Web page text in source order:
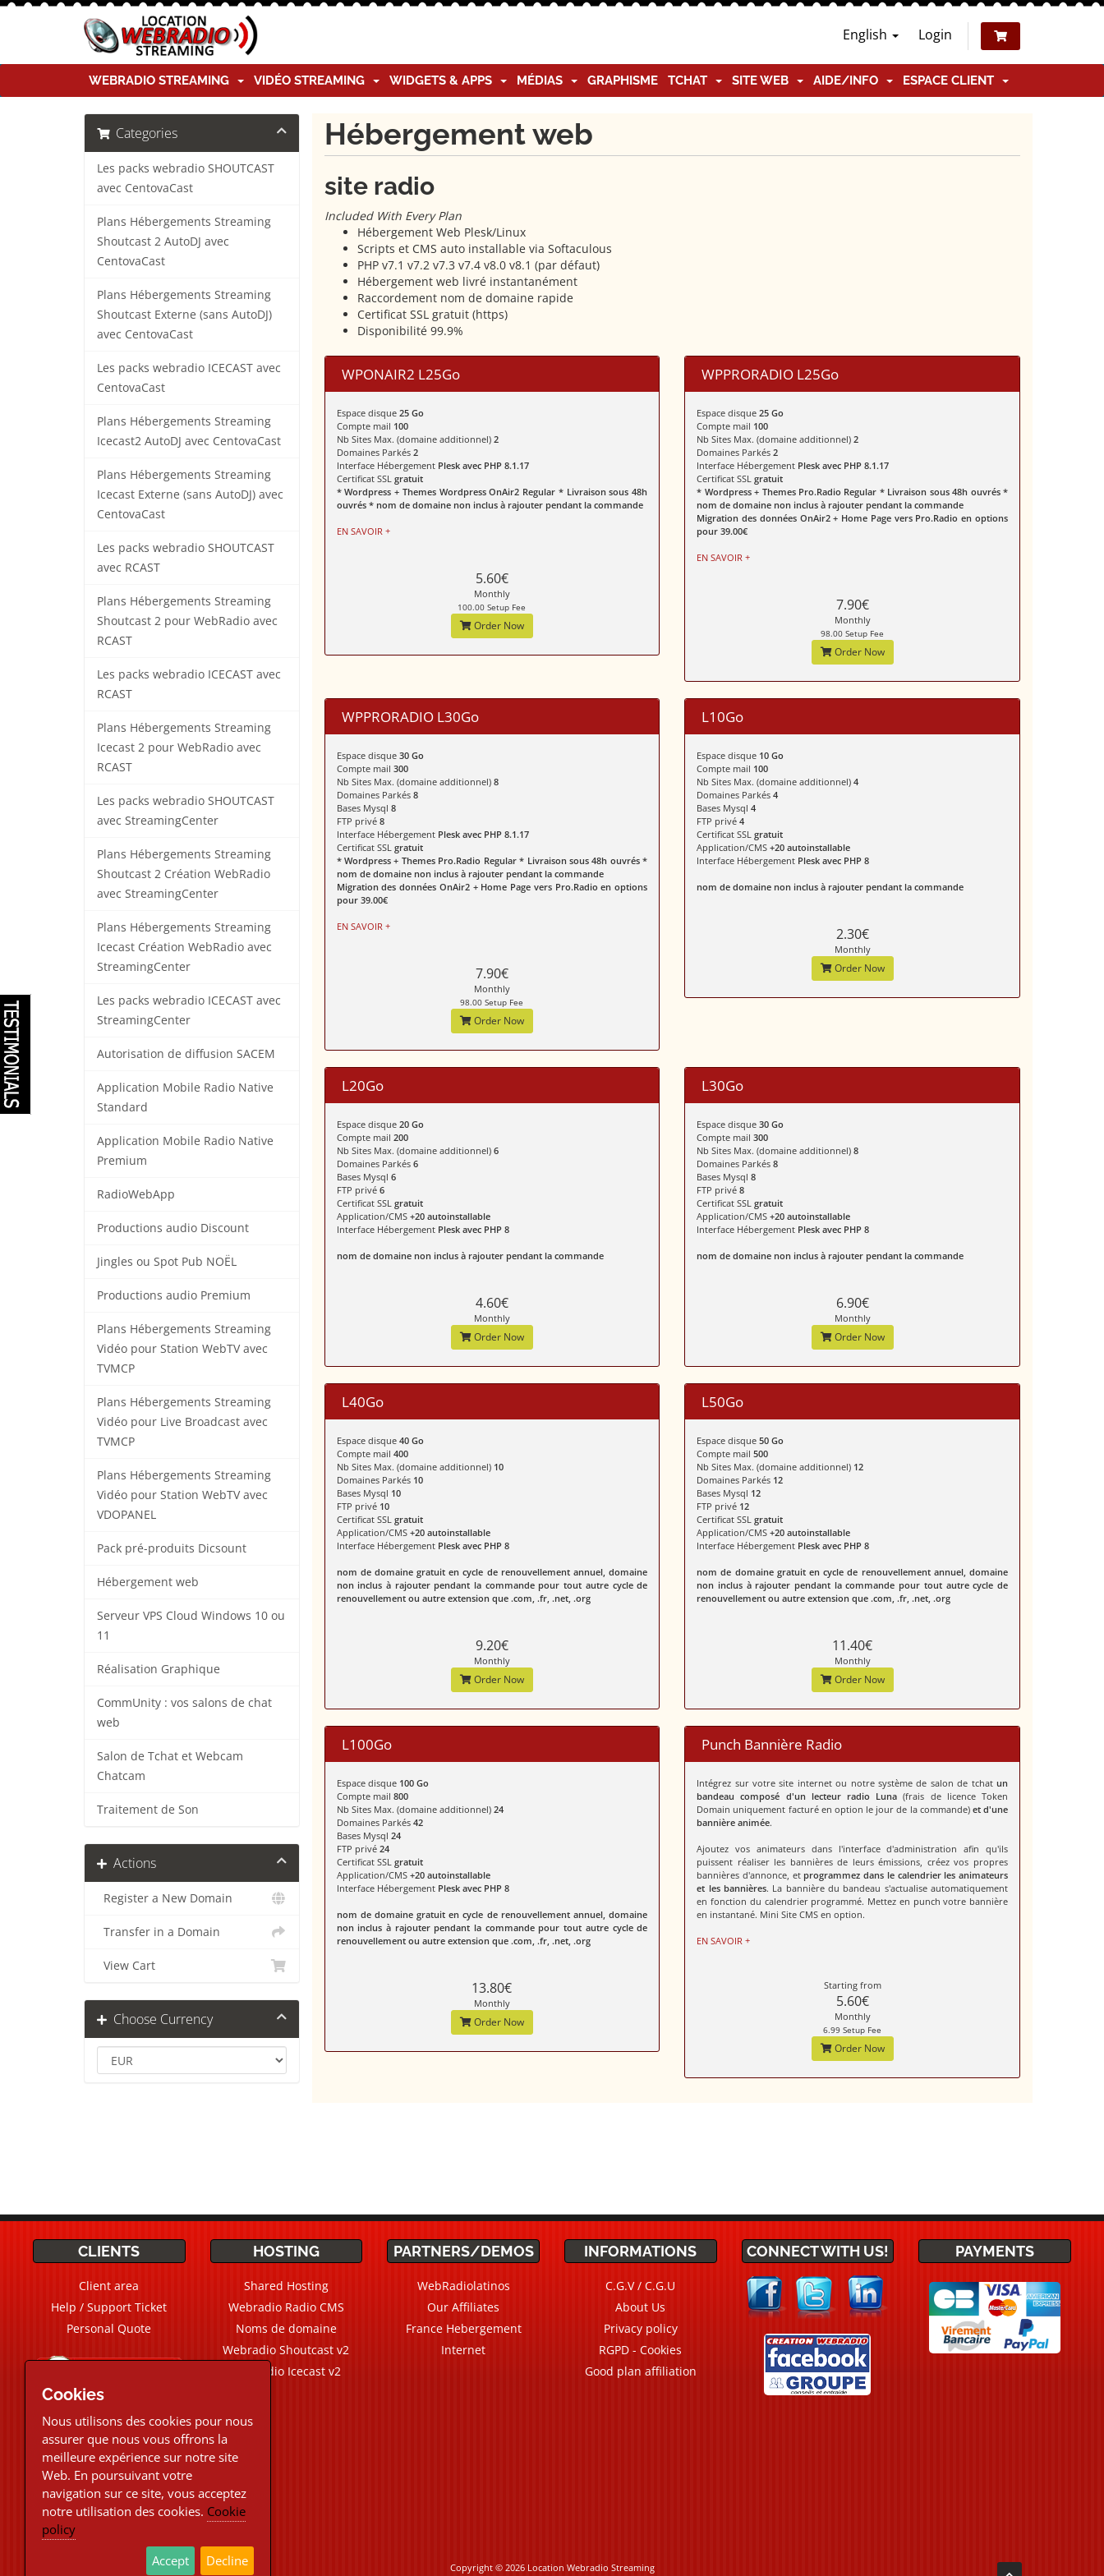
English Login
WEBRADIO STREAMING VIDÉO STREAMING WIDGETS & APPS MÉDIAS GRAPHISME TCHAT SITE WEB AIDE/INFO ESPACE CLIENT
Categories
Les packs webradio SHOUTCAST
avec CentovaCast
Plans Hébergements Streaming
Shoutcast 2 AutoDJ avec
CentovaCast
Plans Hébergements Streaming
Shoutcast Externe (sans AutoDJ)
avec CentovaCast
Les packs webradio ICECAST avec
CentovaCast
Plans Hébergements Streaming
Icecast2 AutoDJ avec CentovaCast
Plans Hébergements Streaming
Icecast Externe (sans AutoDJ) avec
CentovaCast
Les packs webradio SHOUTCAST
avec RCAST
Plans Hébergements Streaming
Shoutcast 2 pour WebRadio avec
RCAST
Les packs webradio ICECAST avec
RCAST
Plans Hébergements Streaming
Icecast 2 pour WebRadio avec
RCAST
Les packs webradio SHOUTCAST
avec StreamingCenter
Plans Hébergements Streaming
Shoutcast 2 Création WebRadio
avec StreamingCenter
Plans Hébergements Streaming
Icecast Création WebRadio avec
StreamingCenter
Les packs webradio ICECAST avec
StreamingCenter
Autorisation de diffusion SACEM
Application Mobile Radio Native
Standard
Application Mobile Radio Native
Premium
RadioWebApp
Productions audio Discount
Jingles ou Spot Pub NOËL
Productions audio Premium
Plans Hébergements Streaming
Vidéo pour Station WebTV avec
TVMCP
Plans Hébergements Streaming
Vidéo pour Live Broadcast avec
TVMCP
Plans Hébergements Streaming
Vidéo pour Station WebTV avec
VDOPANEL
Pack pré-produits Dicsount
Hébergement web
Serveur VPS Cloud Windows 10 ou
11
Réalisation Graphique
CommUnity : vos salons de chat
web
Salon de Tchat et Webcam
Chatcam
Traitement de Son
Actions
Register a New Domain
Transfer in a Domain
View Cart
Choose Currency
Hébergement web
site radio
Included With Every Plan
Hébergement Web Plesk/Linux
Scripts et CMS auto installable via Softaculous
PHP v7.1 v7.2 v7.3 v7.4 v8.0 v8.1 (par défaut)
Hébergement web livré instantanément
Raccordement nom de domaine rapide
Certificat SSL gratuit (https)
Disponibilité 99.9%
WPONAIR2 L25Go
Espace disque 25 Go
Compte mail 100
Nb Sites Max. (domaine additionnel) 2
Domaines Parkés 2
Interface Hébergement Plesk avec PHP 8.1.17
Certificat SSL gratuit
* Wordpress + Themes Wordpress OnAir2 Regular * Livraison sous 48h
ouvrés * nom de domaine non inclus à rajouter pendant la commande
EN SAVOIR +
5.60€
Monthly
100.00 Setup Fee
Order Now
WPPRORADIO L25Go
Espace disque25 Go
Compte mail 100
Nb Sites Max. (domaine additionnel)2
Domaines Parkés2
Interface Hébergement Plesk avec PHP 8.1.17
Certificat SSLgratuit
* Wordpress + Themes Pro.Radio Regular * Livraison sous 48h ouvrés *
nom de domaine non inclus à rajouter pendant la commande
Migration des données OnAir2 + Home Page vers Pro.Radio en options
pour 39.00€
EN SAVOIR +
7.90€
Monthly
98.00 Setup Fee
Order Now
WPPRORADIO L30Go
Espace disque 30 Go
Compte mail 300
Nb Sites Max. (domaine additionnel) 8
Domaines Parkés 8
Bases Mysql 8
FTP privé 8
Interface Hébergement Plesk avec PHP 8.1.17
Certificat SSL gratuit
* Wordpress + Themes Pro.Radio Regular * Livraison sous 48h ouvrés *
nom de domaine non inclus à rajouter pendant la commande
Migration des données OnAir2 + Home Page vers Pro.Radio en options
pour 39.00€
EN SAVOIR +
7.90€
Monthly
98.00 Setup Fee
Order Now
L10Go
Espace disque 10 Go
Compte mail 100
Nb Sites Max. (domaine additionnel)4
Domaines Parkés4
Bases Mysql4
FTP privé4
Certificat SSLgratuit
Application/CMS+20 autoinstallable
Interface Hébergement Plesk avec PHP 8
nom de domaine non inclus à rajouter pendant la commande
2.30€
Monthly
Order Now
L20Go
Espace disque 20 Go
Compte mail 200
Nb Sites Max. (domaine additionnel) 6
Domaines Parkés 6
Bases Mysql 6
FTP privé 6
Certificat SSL gratuit
Application/CMS +20 autoinstallable
Interface Hébergement Plesk avec PHP 8
nom de domaine non inclus à rajouter pendant la commande
4.60€
Monthly
Order Now
L30Go
Espace disque30 Go
Compte mail300
Nb Sites Max. (domaine additionnel)8
Domaines Parkés8
Bases Mysql8
FTP privé8
Certificat SSLgratuit
Application/CMS+20 autoinstallable
Interface Hébergement Plesk avec PHP 8
nom de domaine non inclus à rajouter pendant la commande
6.90€
Monthly
Order Now
L40Go
Espace disque 40 Go
Compte mail 400
Nb Sites Max. (domaine additionnel) 10
Domaines Parkés 10
Bases Mysql 10
FTP privé 10
Certificat SSL gratuit
Application/CMS +20 autoinstallable
Interface Hébergement Plesk avec PHP 8
nom de domaine gratuit en cycle de renouvellement annuel, domaine
non inclus à rajouter pendant la commande pour tout autre cycle de
renouvellement ou autre extension que .com, .fr, .net, .org
9.20€
Monthly
Order Now
L50Go
Espace disque50 Go
Compte mail500
Nb Sites Max. (domaine additionnel) 12
Domaines Parkés 12
Bases Mysql 12
FTP privé 12
Certificat SSLgratuit
Application/CMS+20 autoinstallable
Interface Hébergement Plesk avec PHP 8
nom de domaine gratuit en cycle de renouvellement annuel, domaine
non inclus à rajouter pendant la commande pour tout autre cycle de
renouvellement ou autre extension que .com, .fr, .net, .org
11.40€
Monthly
Order Now
L100Go
Espace disque 100 Go
Compte mail 800
Nb Sites Max. (domaine additionnel) 24
Domaines Parkés 42
Bases Mysql 24
FTP privé 24
Certificat SSL gratuit
Application/CMS +20 autoinstallable
Interface Hébergement Plesk avec PHP 8
nom de domaine gratuit en cycle de renouvellement annuel, domaine
non inclus à rajouter pendant la commande pour tout autre cycle de
renouvellement ou autre extension que .com, .fr, .net, .org
13.80€
Monthly
Order Now
Punch Bannière Radio
Intégrez sur votre site internet ou notre système de salon de tchat un
bandeau composé d'un lecteur radio Luna (frais de licence Token
Domain uniquement facturé en option le jour de la commande) et d'une
bannière animée.
Ajoutez vos animateurs dans l'interface d'administration afin qu'ils
puissent réaliser les bannières de leurs émissions, créez vos propres
bannières d'annonce, et programmez dans le calendrier les animateurs
et les bannières. La bannière du bandeau s'actualise automatiquement
en fonction du calendrier programmé. Mettez en punch votre bannière
en instantané. Mini Site CMS en option.
EN SAVOIR +
Starting from
5.60€
Monthly
6.99 Setup Fee
Order Now
CLIENTS
Client area
Help / Support Ticket
Personal Quote
Home phone from Monday
to Friday
8:00AM-12:30PM/1:30PM-
6h:00PM
Live chat on request
Support ticket email 24/24h
HOSTING
Shared Hosting
Webradio Radio CMS
Noms de domaine
Webradio Shoutcast v2
Webradio Icecast v2
PARTNERS/DEMOS
WebRadiolatinos
Our Affiliates
France Hebergement
Internet
INFORMATIONS
C.G.V / C.G.U
About Us
Privacy policy
RGPD - Cookies
Good plan affiliation
CONNECT WITH US! PAYMENTS
Copyright © 2026 Location Webradio Streaming
Cookies
Nous utilisons des cookies pour nous
assurer que nous vous offrons la
meilleure expérience sur notre site
Web. En poursuivant votre
navigation sur ce site, vous acceptez
notre utilisation des cookies. Cookie
policy
Accept
Decline